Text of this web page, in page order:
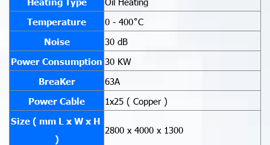
Temperature 0 - 400˚C
Noise 30 dB
Power Consumption 30 KW
BreaKer 63A
Power Cable 1x25 ( Copper )
Size ( mm L x W x H
)
2800 x 4000 x 1300